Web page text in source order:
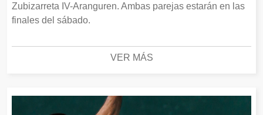
Zubizarreta IV-Aranguren. Ambas parejas estarán en las
finales del sábado.
VER MÁS